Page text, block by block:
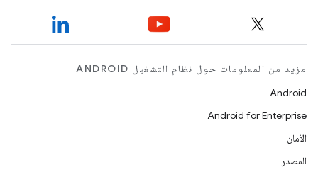
مزيد من المعلومات حول نظام التشغيل ANDROID
Android
Android for Enterprise
الأمان
المصدر